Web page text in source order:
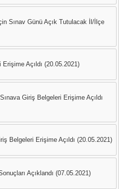
Sınav Günü Açık Tutulacak İl/İlçe
Açıldı (20.05.2021)
Giriş Belgeleri Erişime Açıldı
Belgeleri Erişime Açıldı (20.05.2021)
Açıklandı (07.05.2021)